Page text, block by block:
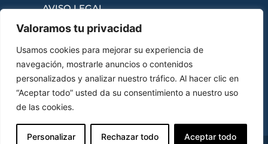
Valoramos tu privacidad
Usamos cookies para mejorar su experiencia de
navegación, mostrarle anuncios o contenidos
personalizados y analizar nuestro tráfico. Al hacer clic en
“Aceptar todo” usted da su consentimiento a nuestro uso
de las cookies.
Personalizar Rechazar todo Aceptar todo
AVISO LEGAL
CONTRATACIÓN
ENVÍOS Y DEVOLUCIONES